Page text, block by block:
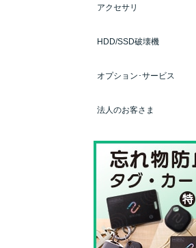
アクセサリ
HDD/SSD破壊機
オプション･サービス
法人のお客さま